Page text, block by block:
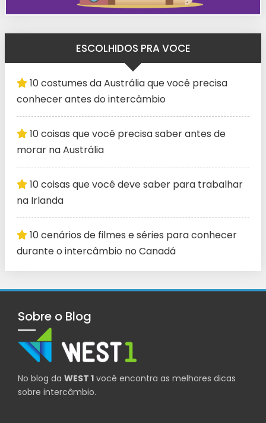
ESCOLHIDOS PRA VOCE
10 costumes da Austrália que você precisa
conhecer antes do intercâmbio
10 coisas que você precisa saber antes de
morar na Austrália
10 coisas que você deve saber para trabalhar
na Irlanda
10 cenários de filmes e séries para conhecer
durante o intercâmbio no Canadá
Sobre o Blog
No blog da WEST 1 você encontra as melhores dicas
sobre intercâmbio.